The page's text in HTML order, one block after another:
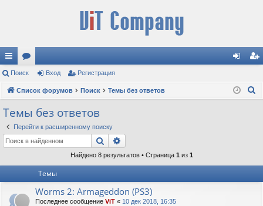
с
ы
лк
и
ор
ум д ис
Поиск Вход Регистрация
Список форумов Поиск Темы без ответов
Темы без ответов
Перейти к расширенному поиску
Поиск
Найдено 8 результатов • Страница 1 из 1
Темы
Worms 2: Armageddon (PS3)
Последнее сообщение ViT « 10 дек 2018, 16:35